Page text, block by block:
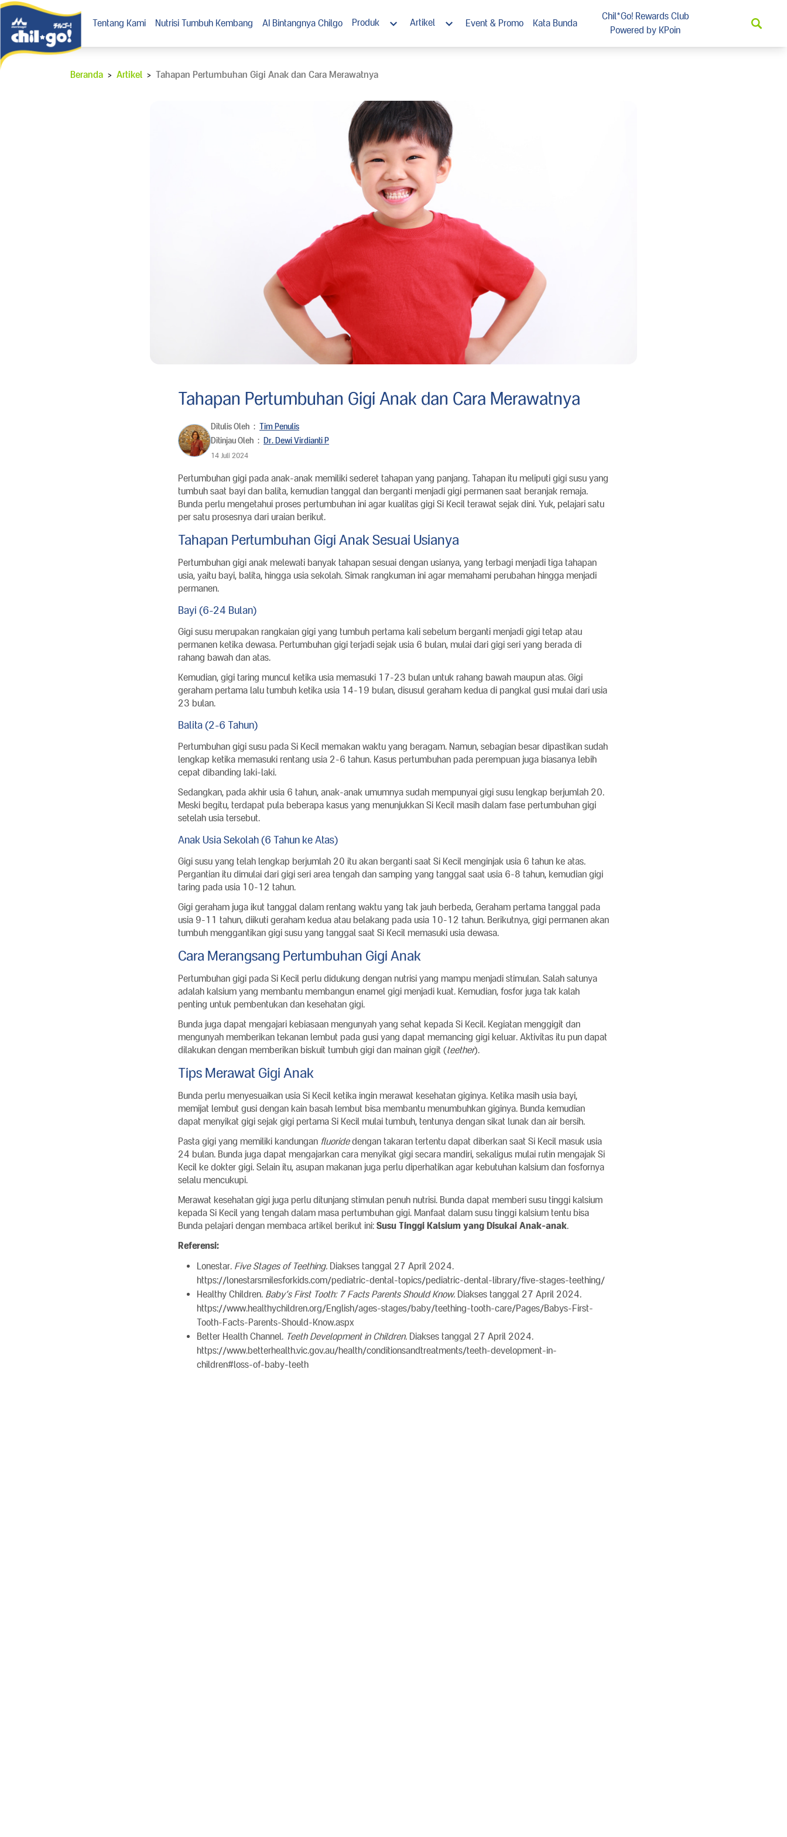
Tentang Kami Nutrisi Tumbuh Kembang AI Bintangnya Chilgo Produk
Morinaga Chil*Go! Susu Cair Steril
Artikel
Stimulasi
Ramadan
Resep Enak Bernutrisi
Chil*Go! Rewards Club
Event & Promo Kata Bunda
Chil*Go! Rewards Club
Powered by KPoin
Beranda > Artikel > Tahapan Pertumbuhan Gigi Anak dan Cara Merawatnya
Tahapan Pertumbuhan Gigi Anak dan Cara Merawatnya
Ditulis Oleh : Tim Penulis
Ditinjau Oleh : Dr. Dewi Virdianti P
14 Juli 2024
Pertumbuhan gigi pada anak-anak memiliki sederet tahapan yang panjang. Tahapan itu meliputi gigi susu yang
tumbuh saat bayi dan balita, kemudian tanggal dan berganti menjadi gigi permanen saat beranjak remaja.
Bunda perlu mengetahui proses pertumbuhan ini agar kualitas gigi Si Kecil terawat sejak dini. Yuk, pelajari satu
per satu prosesnya dari uraian berikut.
Tahapan Pertumbuhan Gigi Anak Sesuai Usianya
Pertumbuhan gigi anak melewati banyak tahapan sesuai dengan usianya, yang terbagi menjadi tiga tahapan
usia, yaitu bayi, balita, hingga usia sekolah. Simak rangkuman ini agar memahami perubahan hingga menjadi
permanen.
Bayi (6-24 Bulan)
Gigi susu merupakan rangkaian gigi yang tumbuh pertama kali sebelum berganti menjadi gigi tetap atau
permanen ketika dewasa. Pertumbuhan gigi terjadi sejak usia 6 bulan, mulai dari gigi seri yang berada di
rahang bawah dan atas.
Kemudian, gigi taring muncul ketika usia memasuki 17-23 bulan untuk rahang bawah maupun atas. Gigi
geraham pertama lalu tumbuh ketika usia 14-19 bulan, disusul geraham kedua di pangkal gusi mulai dari usia
23 bulan.
Balita (2-6 Tahun)
Pertumbuhan gigi susu pada Si Kecil memakan waktu yang beragam. Namun, sebagian besar dipastikan sudah
lengkap ketika memasuki rentang usia 2-6 tahun. Kasus pertumbuhan pada perempuan juga biasanya lebih
cepat dibanding laki-laki.
Sedangkan, pada akhir usia 6 tahun, anak-anak umumnya sudah mempunyai gigi susu lengkap berjumlah 20.
Meski begitu, terdapat pula beberapa kasus yang menunjukkan Si Kecil masih dalam fase pertumbuhan gigi
setelah usia tersebut.
Anak Usia Sekolah (6 Tahun ke Atas)
Gigi susu yang telah lengkap berjumlah 20 itu akan berganti saat Si Kecil menginjak usia 6 tahun ke atas.
Pergantian itu dimulai dari gigi seri area tengah dan samping yang tanggal saat usia 6-8 tahun, kemudian gigi
taring pada usia 10-12 tahun.
Gigi geraham juga ikut tanggal dalam rentang waktu yang tak jauh berbeda, Geraham pertama tanggal pada
usia 9-11 tahun, diikuti geraham kedua atau belakang pada usia 10-12 tahun. Berikutnya, gigi permanen akan
tumbuh menggantikan gigi susu yang tanggal saat Si Kecil memasuki usia dewasa.
Cara Merangsang Pertumbuhan Gigi Anak
Pertumbuhan gigi pada Si Kecil perlu didukung dengan nutrisi yang mampu menjadi stimulan. Salah satunya
adalah kalsium yang membantu membangun enamel gigi menjadi kuat. Kemudian, fosfor juga tak kalah
penting untuk pembentukan dan kesehatan gigi.
Bunda juga dapat mengajari kebiasaan mengunyah yang sehat kepada Si Kecil. Kegiatan menggigit dan
mengunyah memberikan tekanan lembut pada gusi yang dapat memancing gigi keluar. Aktivitas itu pun dapat
dilakukan dengan memberikan biskuit tumbuh gigi dan mainan gigit (teether).
Tips Merawat Gigi Anak
Bunda perlu menyesuaikan usia Si Kecil ketika ingin merawat kesehatan giginya. Ketika masih usia bayi,
memijat lembut gusi dengan kain basah lembut bisa membantu menumbuhkan giginya. Bunda kemudian
dapat menyikat gigi sejak gigi pertama Si Kecil mulai tumbuh, tentunya dengan sikat lunak dan air bersih.
Pasta gigi yang memiliki kandungan fluoridedengan takaran tertentu dapat diberkan saat Si Kecil masuk usia
24 bulan. Bunda juga dapat mengajarkan cara menyikat gigi secara mandiri, sekaligus mulai rutin mengajak Si
Kecil ke dokter gigi. Selain itu, asupan makanan juga perlu diperhatikan agar kebutuhan kalsium dan fosfornya
selalu mencukupi.
Merawat kesehatan gigi juga perlu ditunjang stimulan penuh nutrisi. Bunda dapat memberi susu tinggi kalsium
kepada Si Kecil yang tengah dalam masa pertumbuhan gigi. Manfaat dalam susu tinggi kalsium tentu bisa
Bunda pelajari dengan membaca artikel berikut ini: Susu Tinggi Kalsium yang Disukai Anak-anak.
Referensi:
Lonestar. Five Stages of Teething. Diakses tanggal 27 April 2024.
https://lonestarsmilesforkids.com/pediatric-dental-topics/pediatric-dental-library/five-stages-teething/
Healthy Children. Baby’s First Tooth: 7 Facts Parents Should Know. Diakses tanggal 27 April 2024.
https://www.healthychildren.org/English/ages-stages/baby/teething-tooth-care/Pages/Babys-First-
Tooth-Facts-Parents-Should-Know.aspx
Better Health Channel. Teeth Development in Children. Diakses tanggal 27 April 2024.
https://www.betterhealth.vic.gov.au/health/conditionsandtreatments/teeth-development-in-
children#loss-of-baby-teeth